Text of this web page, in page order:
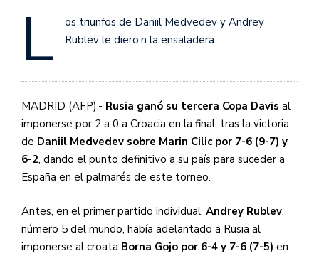
L
os triunfos de Daniil Medvedev y Andrey
Rublev le diero.n la ensaladera.
MADRID (AFP).- Rusia ganó su tercera Copa Davis al
imponerse por 2 a 0 a Croacia en la final, tras la victoria
de Daniil Medvedev sobre Marin Cilic por 7-6 (9-7) y
6-2, dando el punto definitivo a su país para suceder a
España en el palmarés de este torneo.
Antes, en el primer partido individual, Andrey Rublev,
número 5 del mundo, había adelantado a Rusia al
imponerse al croata Borna Gojo por 6-4 y 7-6 (7-5) en